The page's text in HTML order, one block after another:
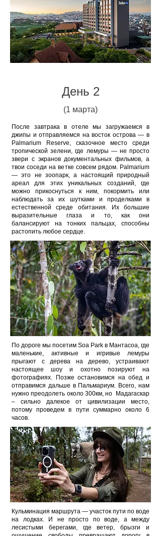
День 2
(1 марта)
После завтрака в отеле мы загружаемся в
джипы и отправляемся на восток острова — в
Palmarium Reserve, сказочное место среди
тропической зелени, где лемуры — не просто
звери с экранов документальных фильмов, а
твои соседи на ветке совсем рядом. Palmarium
— это не зоопарк, а настоящий природный
ареал для этих уникальных созданий, где
можно прикоснуться к ним, покормить или
наблюдать за их шутками и проделками в
естественной среде обитания. Их большие
выразительные глаза и то, как они
балансируют на тонких пальцах, способны
растопить любое сердце.
По дороге мы посетим Soa Park в Мантасоа, где
маленькие, активные и игривые лемуры
прыгают с дерева на дерево, устраивают
настоящее шоу и охотно позируют на
фотографиях. Позже остановимся на обед и
отправимся дальше в Пальмариум. Всего, нам
нужно преодолеть около 300км, но Мадагаскар
– сильно далекое от цивилизации место,
потому проведем в пути суммарно около 6
часов.
Кульминация маршрута — участок пути по воде
на лодках. И не просто по воде, а между
лесистыми берегами, где ветер, брызги и